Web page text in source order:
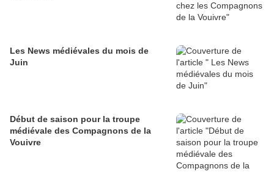
Les News médiévales du mois de
Juin
Début de saison pour la troupe
médiévale des Compagnons de la
Vouivre